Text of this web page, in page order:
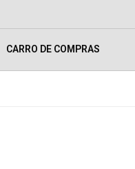
CARRO DE COMPRAS